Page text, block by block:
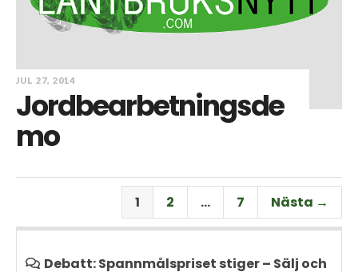
JUL 27, 2014
Jordbearbetningsde
mo
1 2 … 7 Nästa →
Debatt: Spannmålspriset stiger – Sälj och